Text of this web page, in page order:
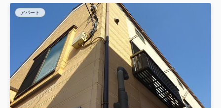
アパート